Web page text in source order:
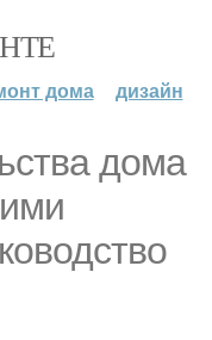
дома дизайн
дома